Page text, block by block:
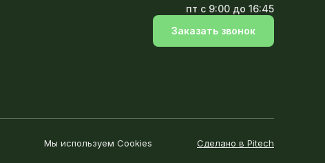
пт с 9:00 до 16:45
Заказать звонок
Мы используем Cookies Сделано в Pitech